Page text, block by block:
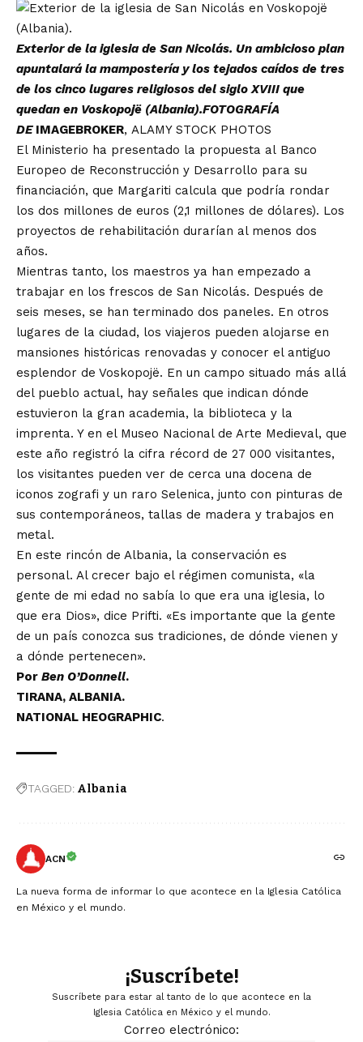
Exterior de la iglesia de San Nicolás. Un ambicioso plan
apuntalará la mampostería y los tejados caídos de tres
de los cinco lugares religiosos del siglo XVIII que
quedan en Voskopojë (Albania).FOTOGRAFÍA
DE IMAGEBROKER, ALAMY STOCK PHOTOS
El Ministerio ha presentado la propuesta al Banco
Europeo de Reconstrucción y Desarrollo para su
financiación, que Margariti calcula que podría rondar
los dos millones de euros (2,1 millones de dólares). Los
proyectos de rehabilitación durarían al menos dos
años.
Mientras tanto, los maestros ya han empezado a
trabajar en los frescos de San Nicolás. Después de
seis meses, se han terminado dos paneles. En otros
lugares de la ciudad, los viajeros pueden alojarse en
mansiones históricas renovadas y conocer el antiguo
esplendor de Voskopojë. En un campo situado más allá
del pueblo actual, hay señales que indican dónde
estuvieron la gran academia, la biblioteca y la
imprenta. Y en el Museo Nacional de Arte Medieval, que
este año registró la cifra récord de 27 000 visitantes,
los visitantes pueden ver de cerca una docena de
iconos zografi y un raro Selenica, junto con pinturas de
sus contemporáneos, tallas de madera y trabajos en
metal.
En este rincón de Albania, la conservación es
personal. Al crecer bajo el régimen comunista, «la
gente de mi edad no sabía lo que era una iglesia, lo
que era Dios», dice Prifti. «Es importante que la gente
de un país conozca sus tradiciones, de dónde vienen y
a dónde pertenecen».
Por Ben O’Donnell.
TIRANA, ALBANIA.
NATIONAL HEOGRAPHIC.
TAGGED: Albania
ACN
La nueva forma de informar lo que acontece en la Iglesia Católica
en México y el mundo.
¡Suscríbete!
Suscríbete para estar al tanto de lo que acontece en la
Iglesia Católica en México y el mundo.
Correo electrónico: